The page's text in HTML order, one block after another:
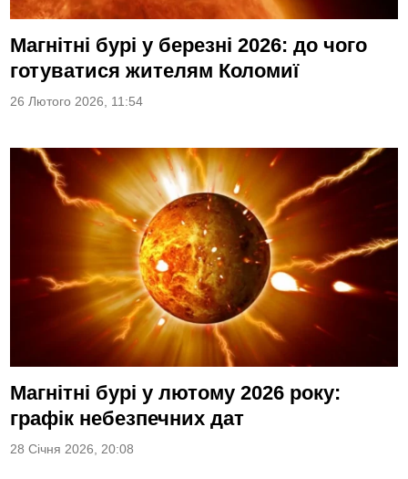
Магнітні бурі у березні 2026: до чого
готуватися жителям Коломиї
26 Лютого 2026, 11:54
Магнітні бурі у лютому 2026 року:
графік небезпечних дат
28 Січня 2026, 20:08